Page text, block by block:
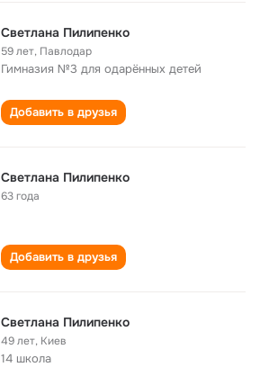
Светлана Пилипенко
59 лет, Павлодар
Гимназия №3 для одарённых детей
Добавить в друзья
Светлана Пилипенко
63 года
Добавить в друзья
Светлана Пилипенко
49 лет, Киев
14 школа